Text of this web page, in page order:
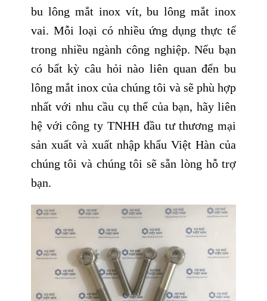
bu lông mắt inox vít, bu lông mắt inox
vai. Mỗi loại có nhiều ứng dụng thực tế
trong nhiều ngành công nghiệp. Nếu bạn
có bất kỳ câu hỏi nào liên quan đến bu
lông mắt inox của chúng tôi và sẽ phù hợp
nhất với nhu cầu cụ thể của bạn, hãy liên
hệ với công ty TNHH đầu tư thương mại
sản xuất và xuất nhập khẩu Việt Hàn của
chúng tôi và chúng tôi sẽ sẵn lòng hỗ trợ
bạn.